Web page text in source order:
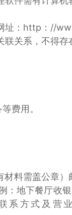
址：http：//
联关系，不得
费用。
料需盖公章）
：地下餐厅收
方式及营